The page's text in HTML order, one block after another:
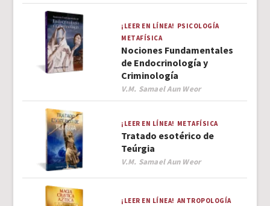
¡LEER EN LÍNEA! PSICOLOGÍA
METAFÍSICA
Nociones Fundamentales
de Endocrinología y
Criminología
Author
V.M. Samael Aun Weor
¡LEER EN LÍNEA! METAFÍSICA
Tratado esotérico de
Teúrgia
Author
V.M. Samael Aun Weor
¡LEER EN LÍNEA! ANTROPOLOGÍA